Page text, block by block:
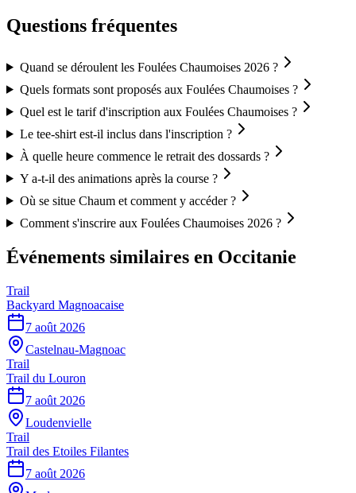
Questions fréquentes
Quand se déroulent les Foulées Chaumoises 2026 ?
Quels formats sont proposés aux Foulées Chaumoises ?
Quel est le tarif d'inscription aux Foulées Chaumoises ?
Le tee-shirt est-il inclus dans l'inscription ?
À quelle heure commence le retrait des dossards ?
Y a-t-il des animations après la course ?
Où se situe Chaum et comment y accéder ?
Comment s'inscrire aux Foulées Chaumoises 2026 ?
Événements similaires en Occitanie
Trail
Backyard Magnoacaise
7 août 2026
Castelnau-Magnoac
Trail
Trail du Louron
7 août 2026
Loudenvielle
Trail
Trail des Etoiles Filantes
7 août 2026